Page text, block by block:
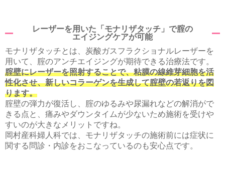
レーザーを用いた「モナリザタッチ」で腟の
エイジングケアが可能
モナリザタッチとは、炭酸ガスフラクショナルレーザーを
用いて、腟のアンチエイジングが期待できる治療法です。
腟壁にレーザーを照射することで、粘膜の線維芽細胞を活
性化させ、新しいコラーゲンを生成して腟壁の若返りを図
ります。
腟壁の弾力が復活し、腟のゆるみや尿漏れなどの解消がで
きる点と、痛みやダウンタイムが少ないため施術を受けや
すいのが大きなメリットですね。
岡村産科婦人科では、モナリザタッチの施術前には症状に
関する問診・内診をおこなっているのも安心点です。